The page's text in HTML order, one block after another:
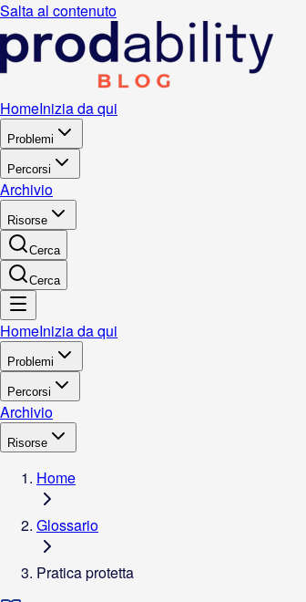
Salta al contenuto
HomeInizia da qui
Problemi
Percorsi
Archivio
Risorse
Cerca
Cerca
HomeInizia da qui
Problemi
Percorsi
Archivio
Risorse
Home
Glossario
Pratica protetta